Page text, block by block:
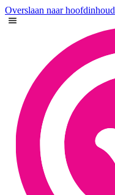
Overslaan naar hoofdinhoud